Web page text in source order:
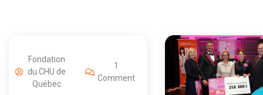
Fondation
du CHU de
Québec
1
Comment